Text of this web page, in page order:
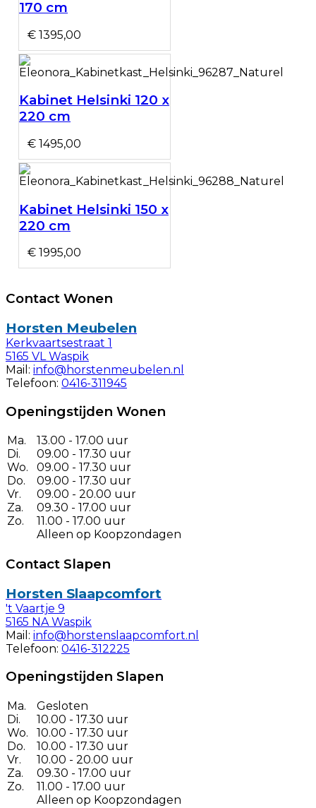
170 cm
€ 1395,00
Kabinet Helsinki 120 x
220 cm
€ 1495,00
Kabinet Helsinki 150 x
220 cm
€ 1995,00
Contact Wonen
Horsten Meubelen
Kerkvaartsestraat 1
5165 VL Waspik
Mail: info@horstenmeubelen.nl
Telefoon: 0416-311945
Openingstijden Wonen
Ma.
Di.
Wo.
Do.
Vr.
Za.
Zo.
13.00 - 17.00 uur
09.00 - 17.30 uur
09.00 - 17.30 uur
09.00 - 17.30 uur
09.00 - 20.00 uur
09.30 - 17.00 uur
11.00 - 17.00 uur
Alleen op Koopzondagen
Contact Slapen
Horsten Slaapcomfort
't Vaartje 9
5165 NA Waspik
Mail: info@horstenslaapcomfort.nl
Telefoon: 0416-312225
Openingstijden Slapen
Ma.
Di.
Wo.
Do.
Vr.
Za.
Zo.
Gesloten
10.00 - 17.30 uur
10.00 - 17.30 uur
10.00 - 17.30 uur
10.00 - 20.00 uur
09.30 - 17.00 uur
11.00 - 17.00 uur
Alleen op Koopzondagen